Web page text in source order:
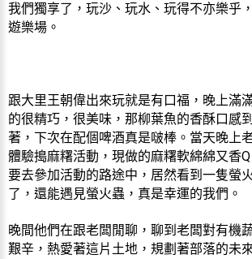
我們獨享了，玩沙、玩水、玩得不亦樂乎
遊樂場。
跟大里王朝偉出來玩就是有口福，晚上滿
的很精巧，很美味，那柳葉魚的香酥口感
著，下次在配個啤酒真是啵棒。當天晚上
體驗搗麻糬活動，現做的麻糬軟綿綿又香
要去參加活動的路途中，居然看到一隻螢
了，還能遇見螢火蟲，真是幸運的我們。
晚間他們在跟老闆閒聊，聊到老闆對有機
艱辛，熱愛著這片土地，規劃著部落的未